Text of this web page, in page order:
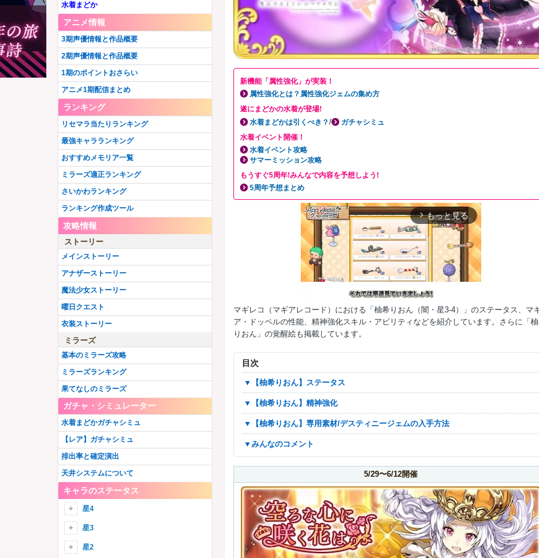
新機能「属性強化」が実装！
属性強化とは？属性強化ジェムの集め方
遂にまどかの水着が登場!
水着まどかは引くべき？/
ガチャシミュ
水着イベント開催！
水着イベント攻略
サマーミッション攻略
もうすぐ5周年!みんなで内容を予想しよう!
5周年予想まとめ
arrow_forward_ios もっと見る
マギレコ（マギアレコード）における「柚希りおん（闇・星3-4）」のステータス、マ
ア・ドッペルの性能、精神強化スキル・アビリティなどを紹介しています。さらに「
りおん」の覚醒絵も掲載しています。
目次
▼【柚希りおん】ステータス
▼【柚希りおん】精神強化
▼【柚希りおん】専用素材/デスティニージェムの入手方法
▼みんなのコメント
5/29〜6/12開催
水着まどか
アニメ情報
3期声優情報と作品概要
2期声優情報と作品概要
1期のポイントおさらい
アニメ1期配信まとめ
ランキング
リセマラ当たりランキング
最強キャラランキング
おすすめメモリア一覧
ミラーズ適正ランキング
さいかわランキング
ランキング作成ツール
攻略情報
ストーリー
メインストーリー
アナザーストーリー
魔法少女ストーリー
曜日クエスト
衣装ストーリー
ミラーズ
基本のミラーズ攻略
ミラーズランキング
果てなしのミラーズ
ガチャ・シミュレーター
水着まどかガチャシミュ
【レア】ガチャシミュ
排出率と確定演出
天井システムについて
キャラのステータス
星4
星4火
御園かりん
星4水
星3
星3火
星2